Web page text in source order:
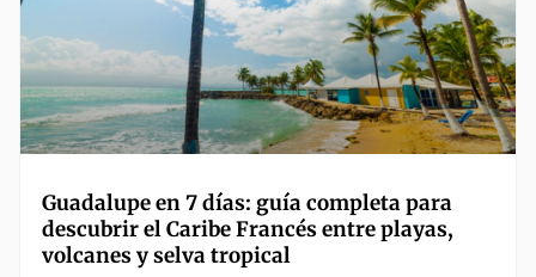
Guadalupe en 7 días: guía completa para
descubrir el Caribe Francés entre playas,
volcanes y selva tropical